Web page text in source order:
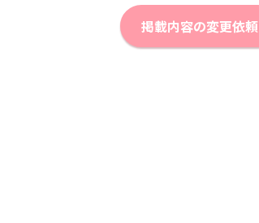
掲載内容の変更依頼